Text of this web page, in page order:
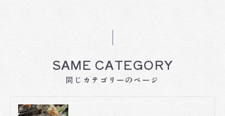
同じカテゴリーのページ
SAME CATEGORY